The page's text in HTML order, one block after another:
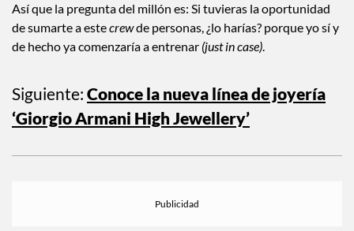
Así que la pregunta del millón es: Si tuvieras la oportunidad
de sumarte a estecrewde personas, ¿lo harías? porque yo sí y
de hecho ya comenzaría a entrenar (just in case).
Siguiente: Conoce la nueva línea de joyería
‘Giorgio Armani High Jewellery’